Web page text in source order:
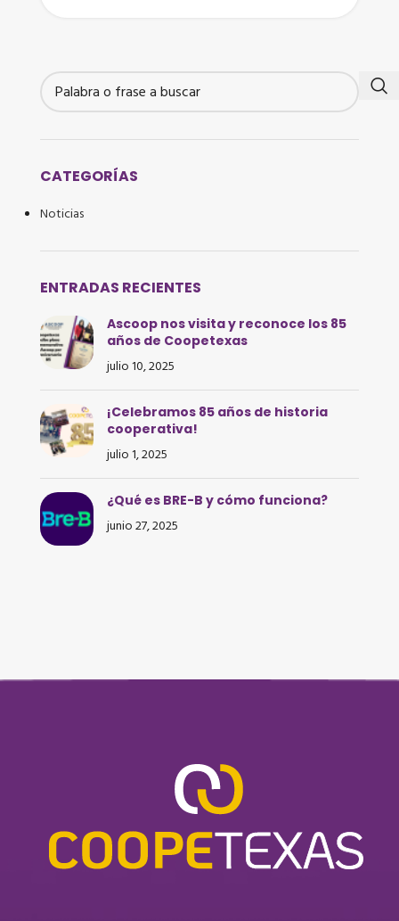
CATEGORÍAS
Noticias
ENTRADAS RECIENTES
Ascoop nos visita y reconoce los 85
años de Coopetexas
julio 10, 2025
¡Celebramos 85 años de historia
cooperativa!
julio 1, 2025
¿Qué es BRE-B y cómo funciona?
junio 27, 2025